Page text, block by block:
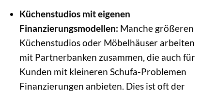
Küchenstudios mit eigenen
Finanzierungsmodellen: Manche größeren
Küchenstudios oder Möbelhäuser arbeiten
mit Partnerbanken zusammen, die auch für
Kunden mit kleineren Schufa-Problemen
Finanzierungen anbieten. Dies ist oft der